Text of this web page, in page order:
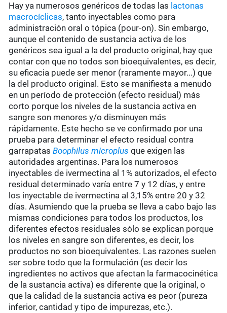
Hay ya numerosos genéricos de todas las lactonas
macrocíclicas, tanto inyectables como para
administración oral o tópica (pour-on). Sin embargo,
aunque el contenido de sustancia activa de los
genéricos sea igual a la del producto original, hay que
contar con que no todos son bioequivalentes, es decir,
su eficacia puede ser menor (raramente mayor...) que
la del producto original. Esto se manifiesta a menudo
en un período de protección (efecto residual) más
corto porque los niveles de la sustancia activa en
sangre son menores y/o disminuyen más
rápidamente. Este hecho se ve confirmado por una
prueba para determinar el efecto residual contra
garrapatasBoophilus microplus que exigen las
autoridades argentinas. Para los numerosos
inyectables de ivermectina al 1% autorizados, el efecto
residual determinado varía entre 7 y 12 días, y entre
los inyectable de ivermectina al 3,15% entre 20 y 32
días. Asumiendo que la prueba se lleva a cabo bajo las
mismas condiciones para todos los productos, los
diferentes efectos residuales sólo se explican porque
los niveles en sangre son diferentes, es decir, los
productos no son bioequivalentes. Las razones suelen
ser sobre todo que la formulación (es decir los
ingredientes no activos que afectan la farmacocinética
de la sustancia activa) es diferente que la original, o
que la calidad de la sustancia activa es peor (pureza
inferior, cantidad y tipo de impurezas, etc.).